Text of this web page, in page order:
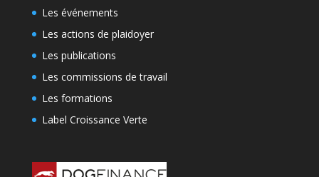
Les événements
Les actions de plaidoyer
Les publications
Les commissions de travail
Les formations
Label Croissance Verte